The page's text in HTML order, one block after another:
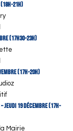
21h)
(17h30-23h)
(17h-20h)
Jeudi 19 décembre (17h-
Mairie